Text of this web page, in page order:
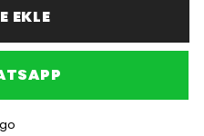
EKLE